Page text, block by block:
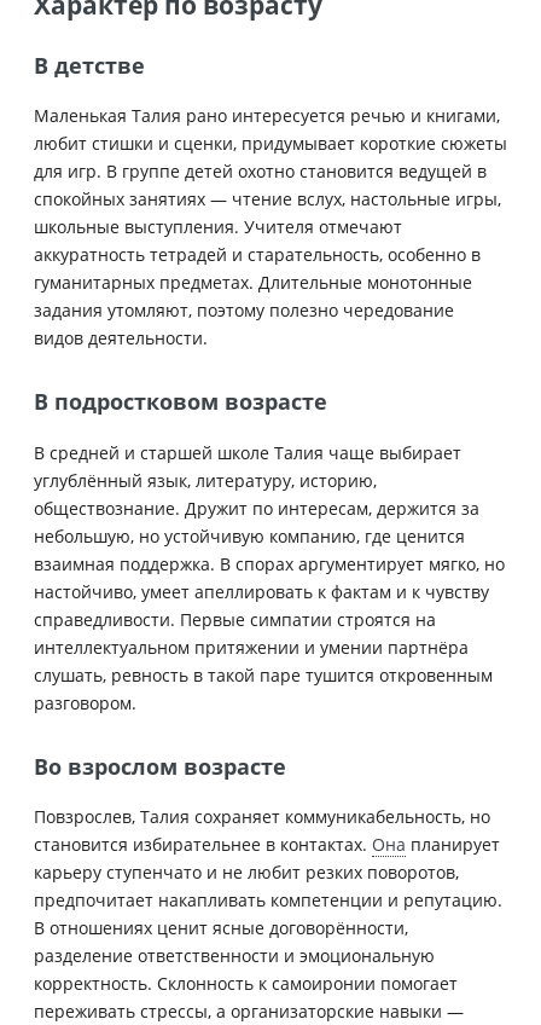
В детстве
Маленькая Талия рано интересуется речью и книгами,
любит стишки и сценки, придумывает короткие сюжеты
для игр. В группе детей охотно становится ведущей в
спокойных занятиях — чтение вслух, настольные игры,
школьные выступления. Учителя отмечают
аккуратность тетрадей и старательность, особенно в
гуманитарных предметах. Длительные монотонные
задания утомляют, поэтому полезно чередование
видов деятельности.
В подростковом возрасте
В средней и старшей школе Талия чаще выбирает
углублённый язык, литературу, историю,
обществознание. Дружит по интересам, держится за
небольшую, но устойчивую компанию, где ценится
взаимная поддержка. В спорах аргументирует мягко, но
настойчиво, умеет апеллировать к фактам и к чувству
справедливости. Первые симпатии строятся на
интеллектуальном притяжении и умении партнёра
слушать, ревность в такой паре тушится откровенным
разговором.
Во взрослом возрасте
Повзрослев, Талия сохраняет коммуникабельность, но
становится избирательнее в контактах. Она планирует
карьеру ступенчато и не любит резких поворотов,
предпочитает накапливать компетенции и репутацию.
В отношениях ценит ясные договорённости,
разделение ответственности и эмоциональную
корректность. Склонность к самоиронии помогает
переживать стрессы, а организаторские навыки —